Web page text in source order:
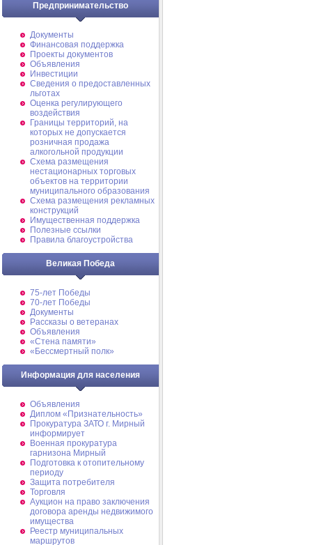
Предпринимательство
Документы
Финансовая поддержка
Проекты документов
Объявления
Инвестиции
Сведения о предоставленных
льготах
Оценка регулирующего
воздействия
Границы территорий, на
которых не допускается
розничная продажа
алкогольной продукции
Схема размещения
нестационарных торговых
объектов на территории
муниципального образования
Схема размещения рекламных
конструкций
Имущественная поддержка
Полезные ссылки
Правила благоустройства
Великая Победа
75-лет Победы
70-лет Победы
Документы
Рассказы о ветеранах
Объявления
«Стена памяти»
«Бессмертный полк»
Информация для населения
Объявления
Диплом «Признательность»
Прокуратура ЗАТО г. Мирный
информирует
Военная прокуратура
гарнизона Мирный
Подготовка к отопительному
периоду
Защита потребителя
Торговля
Аукцион на право заключения
договора аренды недвижимого
имущества
Реестр муниципальных
маршрутов